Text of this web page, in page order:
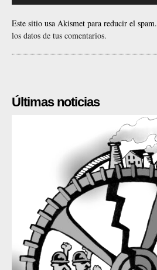
Este sitio usa Akismet para reducir el spam.
los datos de tus comentarios.
Últimas noticias